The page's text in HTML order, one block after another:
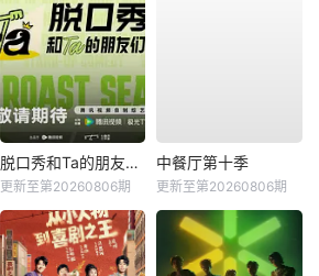
脱口秀和Ta的朋友们第三季
更新至第20260806期
中餐厅第十季
更新至第20260806期